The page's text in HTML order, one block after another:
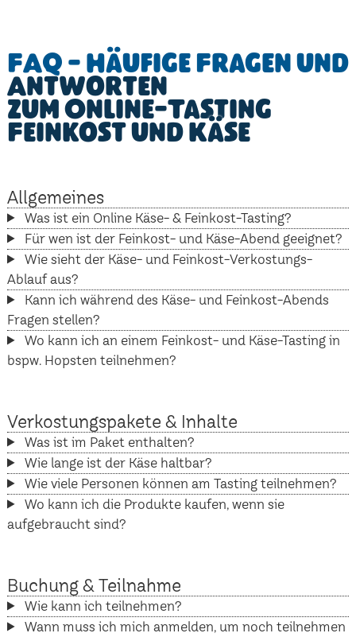
FAQ - Häufige Fragen und
Antworten
zum Online-Tasting
Feinkost und Käse
Allgemeines
Was ist ein Online Käse- & Feinkost-Tasting?
Für wen ist der Feinkost- und Käse-Abend geeignet?
Wie sieht der Käse- und Feinkost-Verkostungs-
Ablauf aus?
Kann ich während des Käse- und Feinkost-Abends
Fragen stellen?
Wo kann ich an einem Feinkost- und Käse-Tasting in
bspw. Hopsten teilnehmen?
Verkostungspakete & Inhalte
Was ist im Paket enthalten?
Wie lange ist der Käse haltbar?
Wie viele Personen können am Tasting teilnehmen?
Wo kann ich die Produkte kaufen, wenn sie
aufgebraucht sind?
Buchung & Teilnahme
Wie kann ich teilnehmen?
Wann muss ich mich anmelden, um noch teilnehmen